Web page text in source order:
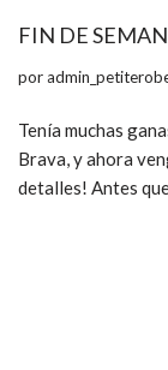
FIN DE
por
Tenía muchas
Brava, y ahora
detalles! Antes